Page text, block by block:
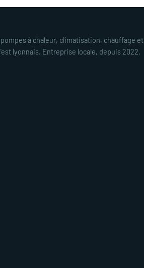
à chaleur, climatisation, chauffage et
lyonnais. Entreprise locale, depuis 2022.